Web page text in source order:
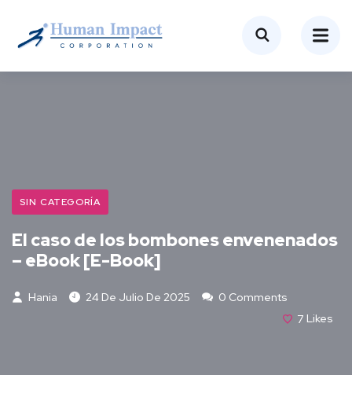
SIN CATEGORÍA
El caso de los bombones envenenados
– eBook [E-Book]
Hania 24 De Julio De 2025
0 Comments
7 Likes